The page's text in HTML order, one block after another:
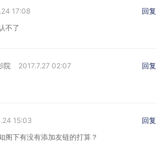
17:08
不了
回复
院
2017.7.27 02:07
回复
15:03
阁下有没有添加友链的打算？
回复